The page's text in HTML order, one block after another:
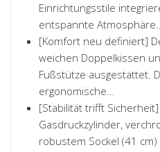
Einrichtungsstile
entspannte
[Komfort neu definiert]
weichen Doppelkissen
Fußstütze ausgestattet.
ergonomische...
[Stabilität trifft
Gasdruckzylinder,
robustem Sockel (41